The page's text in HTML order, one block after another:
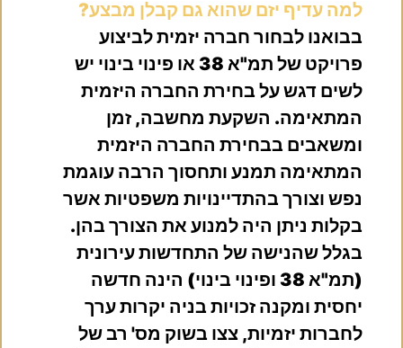
למה עדיף יזם שהוא גם קבלן מבצע?
בבואנו לבחור חברה יזמית לביצוע
פרויקט של תמ"א 38 או פינוי בינוי יש
לשים דגש על בחירת החברה היזמית
המתאימה. השקעת מחשבה, זמן
ומשאבים בבחירת החברה היזמית
המתאימה תמנע ותחסוך הרבה עוגמת
נפש וצורך בהתדיינויות משפטיות אשר
בקלות ניתן היה למנוע את הצורך בהן.
בגלל שהנישה של התחדשות עירונית
(תמ"א 38 ופינוי בינוי) הינה חדשה
יחסית ומקנה זכויות בניה יקרות ערך
לחברות יזמיות, צצו בשוק מס' רב של